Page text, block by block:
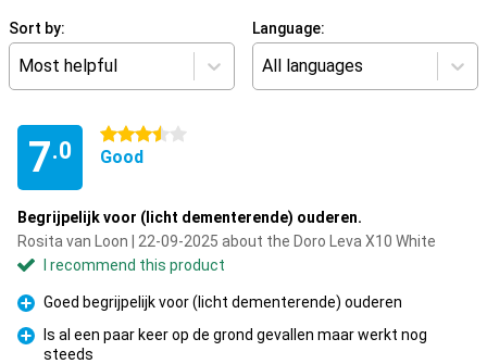
Sort by:
Most helpful
Language:
All languages
7.0
3.5 stars
Good
Begrijpelijk voor (licht dementerende) ouderen.
Rosita van Loon | 22-09-2025 about the Doro Leva X10 White
I recommend this product
Pro
Goed begrijpelijk voor (licht dementerende) ouderen
Is al een paar keer op de grond gevallen maar werkt nog
steeds